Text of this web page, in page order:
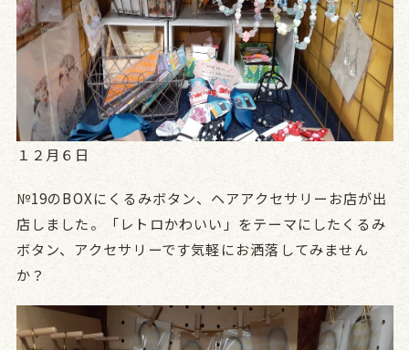
１２月６日
№19のBOXにくるみボタン、ヘアアクセサリーお店が出
店しました。「レトロかわいい」をテーマにしたくるみ
ボタン、アクセサリーです気軽にお洒落してみません
か？